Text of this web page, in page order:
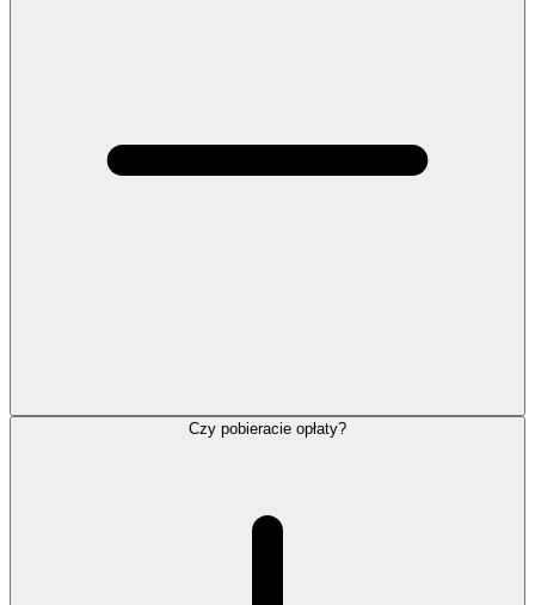
Czy pobieracie opłaty?